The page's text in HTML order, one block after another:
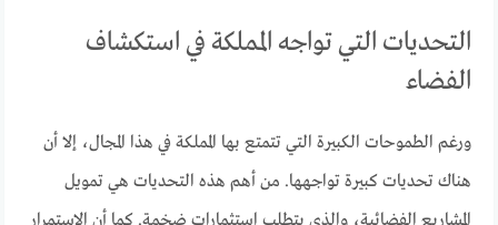
التحديات التي تواجه المملكة في استكشاف
الفضاء
ورغم الطموحات الكبيرة التي تتمتع بها المملكة في هذا المجال، إلا أن
هناك تحديات كبيرة تواجهها. من أهم هذه التحديات هي تمويل